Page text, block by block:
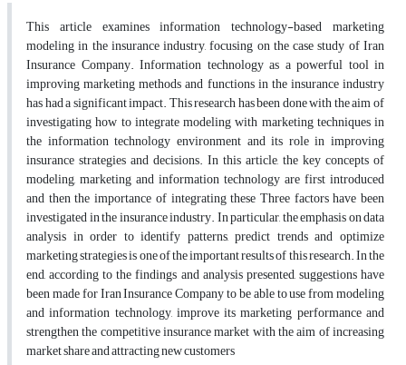
This article examines information technology-based marketing
modeling in the insurance industry, focusing on the case study of Iran
Insurance Company. Information technology as a powerful tool in
improving marketing methods and functions in the insurance industry
has had a significant impact. This research has been done with the aim of
investigating how to integrate modeling with marketing techniques in
the information technology environment and its role in improving
insurance strategies and decisions. In this article, the key concepts of
modeling, marketing and information technology are first introduced
and then the importance of integrating these Three factors have been
investigated in the insurance industry. In particular, the emphasis on data
analysis in order to identify patterns, predict trends and optimize
marketing strategies is one of the important results of this research. In the
end, according to the findings and analysis presented, suggestions have
been made for Iran Insurance Company to be able to use from modeling
and information technology, improve its marketing performance and
strengthen the competitive insurance market with the aim of increasing
market share and attracting new customers